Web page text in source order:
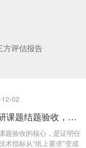
方评估报告
02
四川科研课题结题验收，第三方软件测试报告佐证技术指标实现
题验收的核心，是证明任
术指标从“纸上要求”变成